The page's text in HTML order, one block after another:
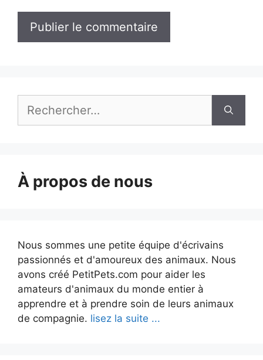
À propos de nous
Nous sommes une petite équipe d'écrivains
passionnés et d'amoureux des animaux. Nous
avons créé PetitPets.com pour aider les
amateurs d'animaux du monde entier à
apprendre et à prendre soin de leurs animaux
de compagnie. lisez la suite ...